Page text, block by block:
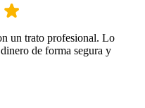
un trato profesional. Lo
de forma segura y